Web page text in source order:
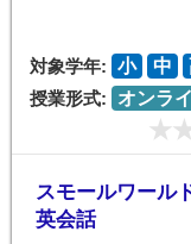
対象学年: 小 中
授業形式:
オンラ
スモールワール
英会話